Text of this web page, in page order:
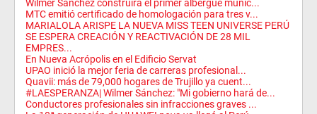
Wilmer Sánchez construirá el primer albergue munic...
MTC emitió certificado de homologación para tres v...
MARIALOLA ARISPE LA NUEVA MISS TEEN UNIVERSE PERÚ
SE ESPERA CREACIÓN Y REACTIVACIÓN DE 28 MIL
EMPRES...
En Nueva Acrópolis en el Edificio Servat
UPAO inició la mejor feria de carreras profesional...
Quavii: más de 79,000 hogares de Trujillo ya cuent...
#LAESPERANZA| Wilmer Sánchez: "Mi gobierno hará de...
Conductores profesionales sin infracciones graves ...